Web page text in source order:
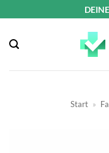
springen
Start »